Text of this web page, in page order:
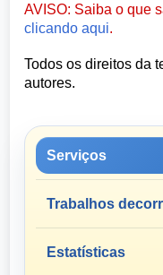
AVISO: Saiba o que
clicando aqui.
Todos os direitos da
autores.
Serviços
Trabalhos
Estatísticas